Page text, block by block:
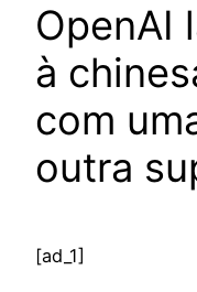
OpenAI
à
com
outra
[ad_1]